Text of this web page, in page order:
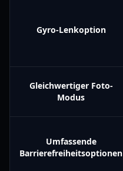
Gyro-Lenkoption
Gleichwertiger Foto-
Modus
Umfassende
Barrierefreiheitsoptionen